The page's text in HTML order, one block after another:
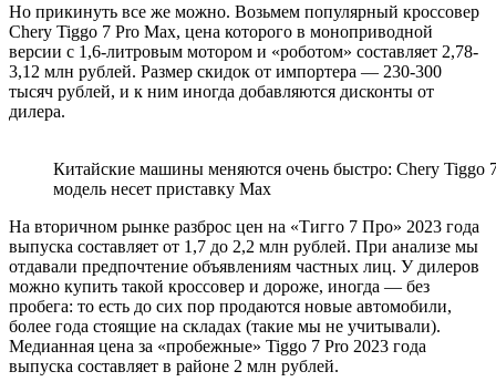
Но прикинуть все же можно. Возьмем популярный кроссовер
Chery Tiggo 7 Pro Max, цена которого в моноприводной
версии с 1,6-литровым мотором и «роботом» составляет 2,78-
3,12 млн рублей. Размер скидок от импортера — 230-300
тысяч рублей, и к ним иногда добавляются дисконты от
дилера.
Китайские машины меняются очень быстро: Chery Tiggo
модель несет приставку Max
На вторичном рынке разброс цен на «Тигго 7 Про» 2023 года
выпуска составляет от 1,7 до 2,2 млн рублей. При анализе мы
отдавали предпочтение объявлениям частных лиц. У дилеров
можно купить такой кроссовер и дороже, иногда — без
пробега: то есть до сих пор продаются новые автомобили,
более года стоящие на складах (такие мы не учитывали).
Медианная цена за «пробежные» Tiggo 7 Pro 2023 года
выпуска составляет в районе 2 млн рублей.